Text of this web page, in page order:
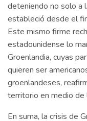
deteniendo no solo a
estableció desde el
Este mismo firme
estadounidense lo
Groenlandia, cuyas
quieren ser
groenlandeses,
territorio en medio de
En suma, la crisis de